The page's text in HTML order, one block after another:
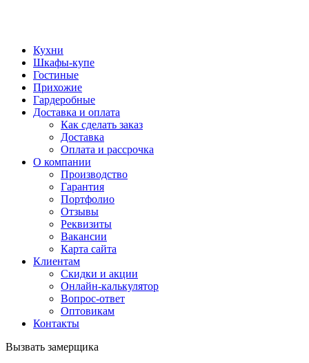
Кухни
Шкафы-купе
Гостиные
Прихожие
Гардеробные
Доставка и оплата
Как сделать заказ
Доставка
Оплата и рассрочка
О компании
Производство
Гарантия
Портфолио
Отзывы
Реквизиты
Вакансии
Карта сайта
Клиентам
Скидки и акции
Онлайн-калькулятор
Вопрос-ответ
Оптовикам
Контакты
Вызвать замерщика